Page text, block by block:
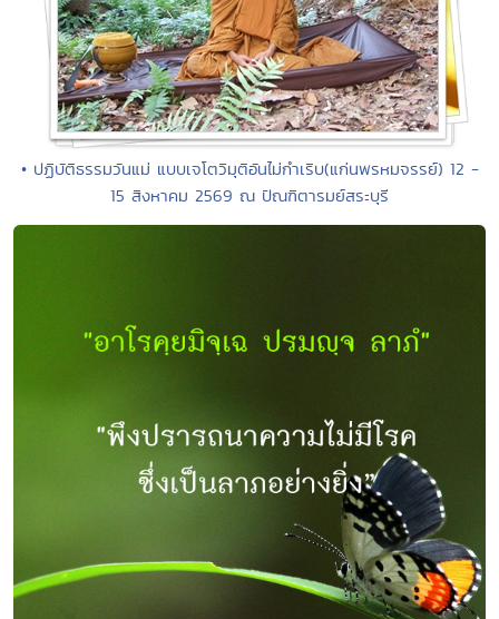
• ปฏิบัติธรรมวันแม่ แบบเจโตวิมุติอันไม่กำเริบ(แก่นพรหมจรรย์) 12 -
15 สิงหาคม 2569 ณ ปัณฑิตารมย์สระบุรี